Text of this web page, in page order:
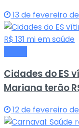
13 de fevereiro
Cidades do ES
Mariana terão
12 de fevereiro